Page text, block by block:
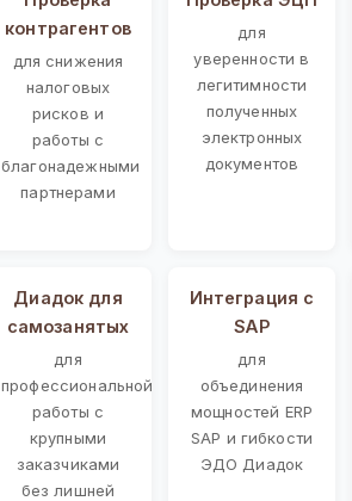
контрагентов
для снижения
налоговых
рисков и
работы с
благонадежными
партнерами
для
уверенности в
легитимности
полученных
электронных
документов
Диадок для
самозанятых
для
профессиональной
работы с
крупными
заказчиками
без лишней
Интеграция с
SAP
для
объединения
мощностей ERP
SAP и гибкости
ЭДО Диадок